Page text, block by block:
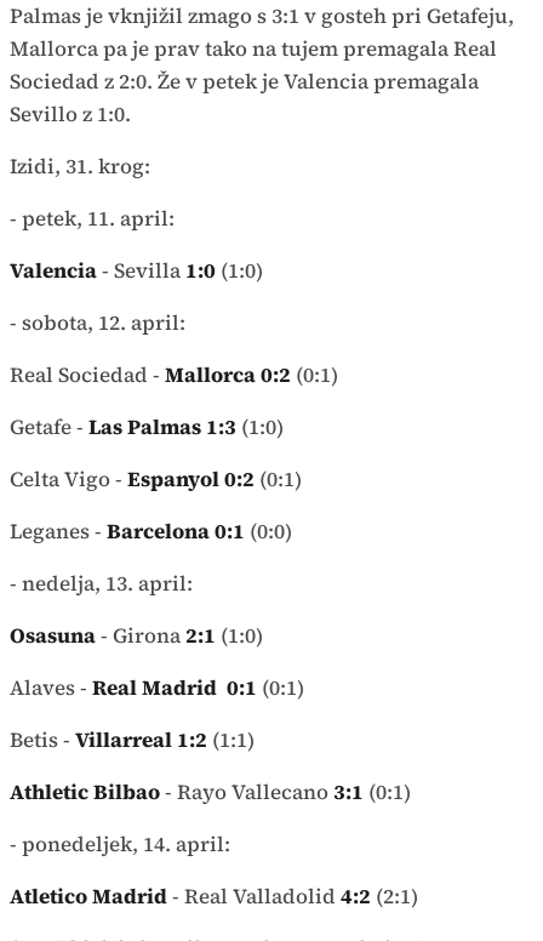
Palmas je vknjižil zmago s 3:1 v gosteh pri Getafeju,
Mallorca pa je prav tako na tujem premagala Real
Sociedad z 2:0. Že v petek je Valencia premagala
Sevillo z 1:0.
Izidi, 31. krog:
- petek, 11. april:
Valencia- Sevilla 1:0 (1:0)
- sobota, 12. april:
Real Sociedad - Mallorca 0:2 (0:1)
Getafe - Las Palmas 1:3 (1:0)
Celta Vigo - Espanyol 0:2 (0:1)
Leganes - Barcelona 0:1 (0:0)
- nedelja, 13. april:
Osasuna- Girona 2:1 (1:0)
Alaves - Real Madrid 0:1 (0:1)
Betis - Villarreal 1:2 (1:1)
Athletic Bilbao- Rayo Vallecano3:1 (0:1)
- ponedeljek, 14. april:
Atletico Madrid- Real Valladolid 4:2 (2:1)